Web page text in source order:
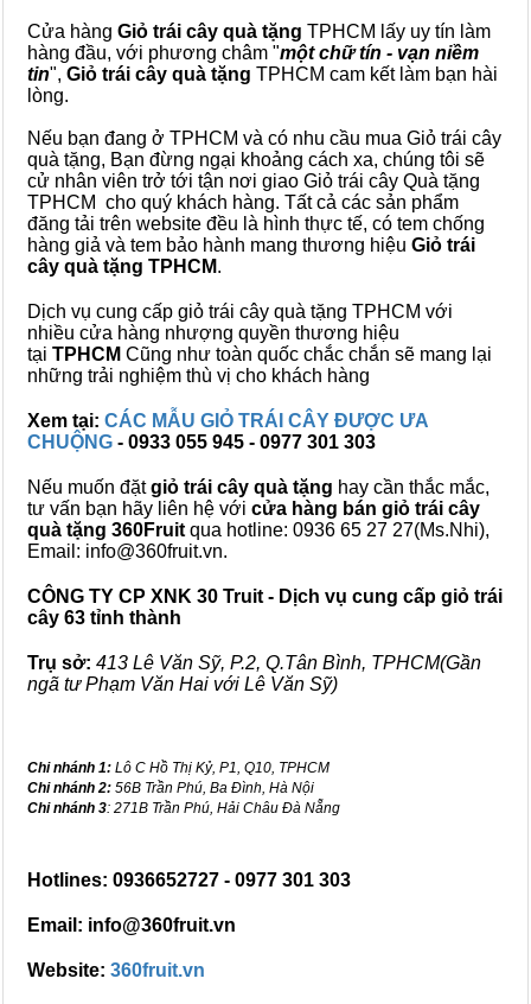
Cửa hàng Giỏ trái cây quà tặng TPHCM lấy uy tín làm
hàng đầu, với phương châm "một chữ tín - vạn niềm
tin", Giỏ trái cây quà tặng TPHCM cam kết làm bạn hài
lòng.
Nếu bạn đang ở TPHCM và có nhu cầu mua Giỏ trái cây
quà tặng, Bạn đừng ngại khoảng cách xa, chúng tôi sẽ
cử nhân viên trở tới tận nơi giao Giỏ trái cây Quà tặng
TPHCM cho quý khách hàng. Tất cả các sản phẩm
đăng tải trên website đều là hình thực tế, có tem chống
hàng giả và tem bảo hành mang thương hiệu Giỏ trái
cây quà tặng TPHCM.
Dịch vụ cung cấp giỏ trái cây quà tặng TPHCM với
nhiều cửa hàng nhượng quyền thương hiệu
tại TPHCM Cũng như toàn quốc chắc chắn sẽ mang lại
những trải nghiệm thù vị cho khách hàng
Xem tại: CÁC MẪU GIỎ TRÁI CÂY ĐƯỢC ƯA
CHUỘNG - 0933 055 945 - 0977 301 303
Nếu muốn đặtgiỏ trái cây quà tặng hay cần thắc mắc,
tư vấn bạn hãy liên hệ với cửa hàng bán giỏ trái cây
quà tặng 360Fruit qua hotline: 0936 65 27 27(Ms.Nhi),
Email: info@360fruit.vn.
CÔNG TY CP XNK 30 Truit - Dịch vụ cung cấp giỏ trái
cây 63 tỉnh thành
Trụ sở: 413 Lê Văn Sỹ, P.2, Q.Tân Bình, TPHCM(Gần
ngã tư Phạm Văn Hai với Lê Văn Sỹ)
Chi nhánh 1: Lô C Hồ Thị Kỷ, P1, Q10, TPHCM
Chi nhánh 2: 56B Trần Phú, Ba Đình, Hà Nội
Chi nhánh 3: 271B Trần Phú, Hải Châu Đà Nẵng
Hotlines: 0936652727 - 0977 301 303
Email: info@360fruit.vn
Website: 360fruit.vn